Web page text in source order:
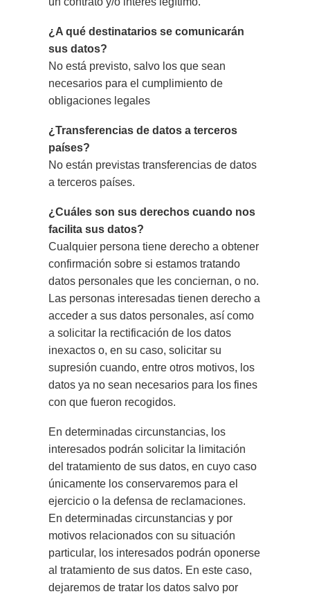
¿A qué destinatarios se comunicarán
sus datos?
No está previsto, salvo los que sean
necesarios para el cumplimiento de
obligaciones legales
¿Transferencias de datos a terceros
países?
No están previstas transferencias de datos
a terceros países.
¿Cuáles son sus derechos cuando nos
facilita sus datos?
Cualquier persona tiene derecho a obtener
confirmación sobre si estamos tratando
datos personales que les conciernan, o no.
Las personas interesadas tienen derecho a
acceder a sus datos personales, así como
a solicitar la rectificación de los datos
inexactos o, en su caso, solicitar su
supresión cuando, entre otros motivos, los
datos ya no sean necesarios para los fines
con que fueron recogidos.
En determinadas circunstancias, los
interesados podrán solicitar la limitación
del tratamiento de sus datos, en cuyo caso
únicamente los conservaremos para el
ejercicio o la defensa de reclamaciones.
En determinadas circunstancias y por
motivos relacionados con su situación
particular, los interesados podrán oponerse
al tratamiento de sus datos. En este caso,
dejaremos de tratar los datos salvo por